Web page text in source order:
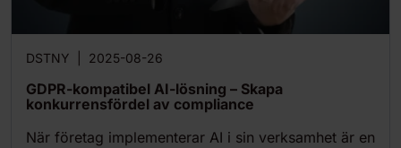
DSTNY 2025-08-26
GDPR-kompatibel AI-lösning – Skapa
konkurrensfördel av compliance
När företag implementerar AI i sin verksamhet är en